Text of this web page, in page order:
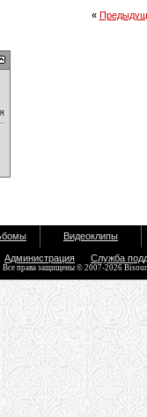
«
Видеоклипы
Администрация Служба
Все права защищены © 2007-2026